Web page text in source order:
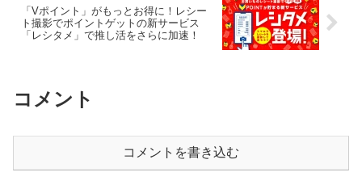
「Vポイント」がもっとお得に！レシー
ト撮影でポイントゲットの新サービス
「レシタメ」で推し活をさらに加速！
コメント
コメントを書き込む